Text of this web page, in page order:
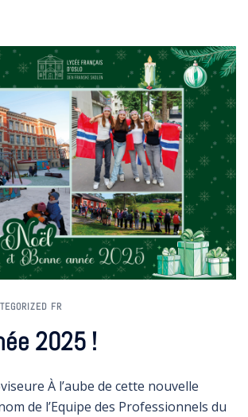
FR
2025 !
À l’aube de cette nouvelle
de l’Equipe des Professionnels du